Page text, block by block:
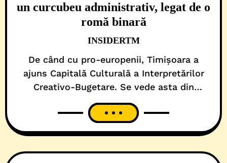
un curcubeu administrativ, legat de o
romă binară
INSIDERTM
De când cu pro-europenii, Timișoara a
ajuns Capitală Culturală a Interpretărilor
Creativo-Bugetare. Se vede asta din
laboratoarele misterioase ale administrației
Dominic Fritz, acolo unde cultură înseamnă
orice poate fi trecut pe un formular și are
gen! Aici, în străfundurile municipalității,